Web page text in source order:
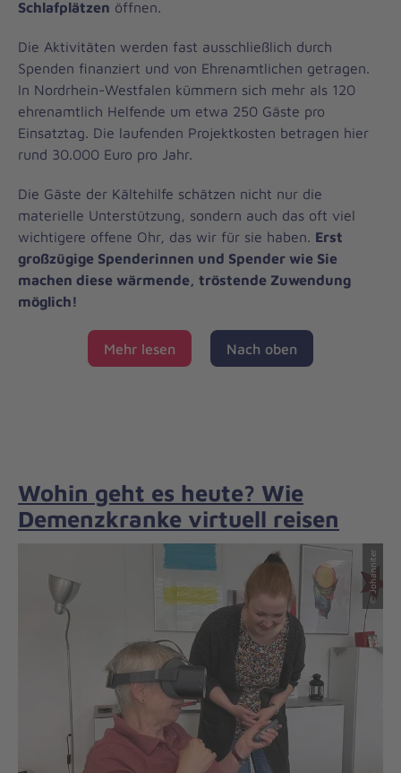
Schlafplätzen öffnen.
Die Aktivitäten werden fast ausschließlich durch
Spenden finanziert und von Ehrenamtlichen getragen.
In Nordrhein-Westfalen kümmern sich mehr als 120
ehrenamtlich Helfende um etwa 250 Gäste pro
Einsatztag. Die laufenden Projektkosten betragen hier
rund 30.000 Euro pro Jahr.
Die Gäste der Kältehilfe schätzen nicht nur die
materielle Unterstützung, sondern auch das oft viel
wichtigere offene Ohr, das wir für sie haben. Erst
großzügige Spenderinnen und Spender wie Sie
machen diese wärmende, tröstende Zuwendung
möglich!
Mehr lesen Nach oben
Wohin geht es heute? Wie
Demenzkranke virtuell reisen
© Johanniter